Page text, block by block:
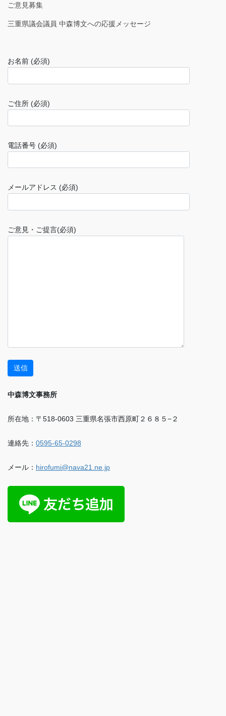
ご意見募集
三重県議会議員 中森博文への応援メッセージ
お名前 (必須)
ご住所 (必須)
電話番号 (必須)
メールアドレス (必須)
ご意見・ご提言(必須)
中森博文事務所
所在地：〒518-0603 三重県名張市西原町２６８５−２
連絡先： 0595-65-0298
メール： hirofumi@nava21.ne.jp